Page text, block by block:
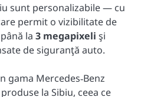
sunt personalizabile — cu
permit o vizibilitate de
la 3 megapixeli şi
de siguranţă auto.
gama Mercedes‑Benz
la Sibiu, ceea ce